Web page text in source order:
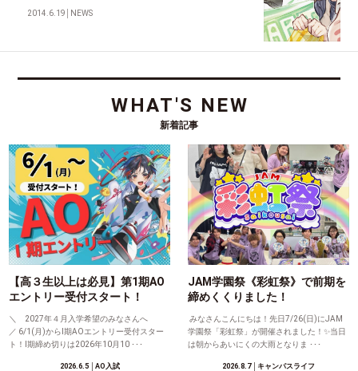
2014.6.19 NEWS
WHAT'S NEW
新着記事
【高３生以上は必見】第1期AO
エントリー受付スタート！
＼ 2027年４月入学希望のみなさんへ
／ 6/1(月)からⅠ期AOエントリー受付スター
ト！Ⅰ期締め切りは2026年10月10 ･･･
2026.6.5│AO入試
JAM学園祭《彩虹祭》で前期を
締めくくりました！
みなさんこんにちは！先日7/26(日)にJAM
学園祭「彩虹祭」が開催されました！✨当日
は朝からあいにくの大雨となりま ･･･
2026.8.7│キャンパスライフ